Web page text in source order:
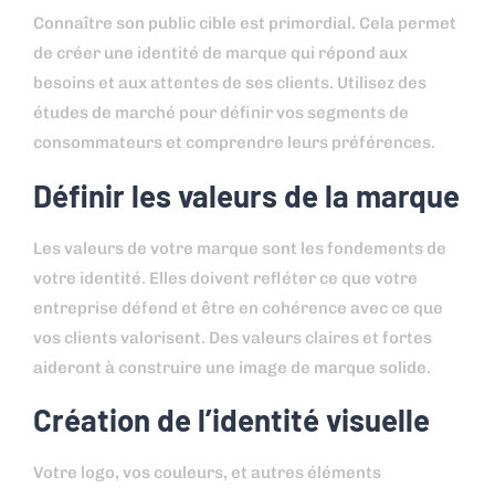
Connaître son public cible est primordial. Cela permet
de créer une identité de marque qui répond aux
besoins et aux attentes de ses clients. Utilisez des
études de marché pour définir vos segments de
consommateurs et comprendre leurs préférences.
Définir les valeurs de la marque
Les valeurs de votre marque sont les fondements de
votre identité. Elles doivent refléter ce que votre
entreprise défend et être en cohérence avec ce que
vos clients valorisent. Des valeurs claires et fortes
aideront à construire une image de marque solide.
Création de l’identité visuelle
Votre logo, vos couleurs, et autres éléments